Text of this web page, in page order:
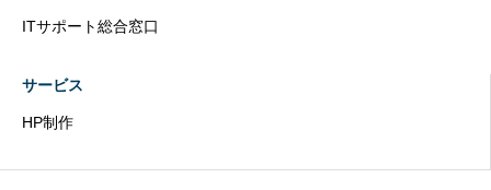
ITサポート総合窓口
サービス
HP制作